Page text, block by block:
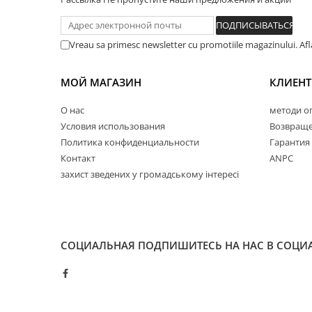
Vreau sa primesc newsletter cu promotiile magazinului.
МОЙ МАГАЗИН
O нac
Условия использования
Политика конфиденциальности
Контакт
захист зведених у громадському інтересі
методи
ANPC
СОЦИАЛЬНАЯ ПОДПИШИТЕСЬ НА НАС В